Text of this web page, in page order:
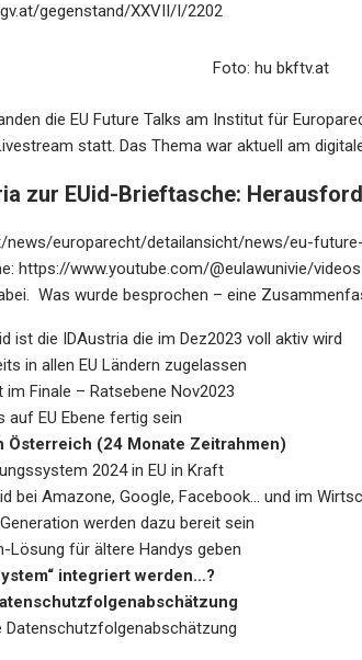
gegenstand/XXVII/I/2202
Foto: hu bkftv.at
die EU Future Talks am Institut für
statt. Das Thema war aktuell am
zur EUid-Brieftasche:
news/europarecht/detailansicht/news/eu-
https://www.youtube.com/@eulawunivie/videos
Was wurde besprochen – eine
ist die IDAustria die im Dez2023 voll aktiv wird
in allen EU Ländern zugelassen
Finale – Ratsebene Nov2023
auf EU Ebene fertig sein
Österreich (24 Monate Zeitrahmen)
2024 in EU in Kraft
bei Amazone, Google, Facebook… und im
werden dazu bereit sein
Lösung für ältere Handys geben
integriert werden…?